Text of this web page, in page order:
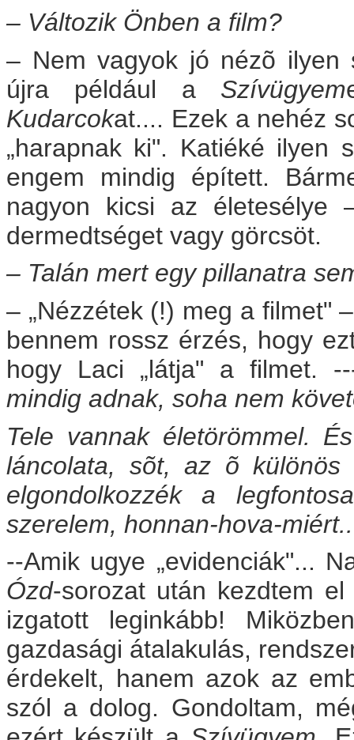
– Változik Önben a film?
– Nem vagyok jó nézõ ilyen
újra például a Szívügyem
Kudarcokat.... Ezek a nehéz
„harapnak ki". Katiéké ilyen
engem mindig épített.
nagyon kicsi az életesélye
dermedtséget vagy görcsöt.
– Talán mert egy pillanatra
– „Nézzétek (!) meg a filmet"
bennem rossz érzés, hogy
hogy Laci „látja" a filmet.
mindig adnak, soha nem
Tele vannak életörömmel.
láncolata, sõt, az õ
elgondolkozzék a
szerelem, honnan-hova-
--Amik ugye „evidenciák"...
Ózd-sorozat után kezdtem
izgatott leginkább!
gazdasági átalakulás,
érdekelt, hanem azok az
szól a dolog. Gondoltam,